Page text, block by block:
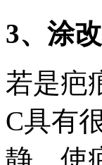
3、涂
若是疤
C具有
静，使